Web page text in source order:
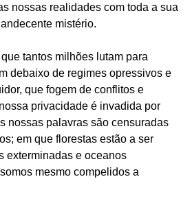
nossas realidades com toda a sua
mistério.
tantos milhões lutam para
debaixo de regimes opressivos e
que fogem de conflitos e
privacidade é invadida por
nossas palavras são censuradas
em que florestas estão a ser
exterminadas e oceanos
mesmo compelidos a